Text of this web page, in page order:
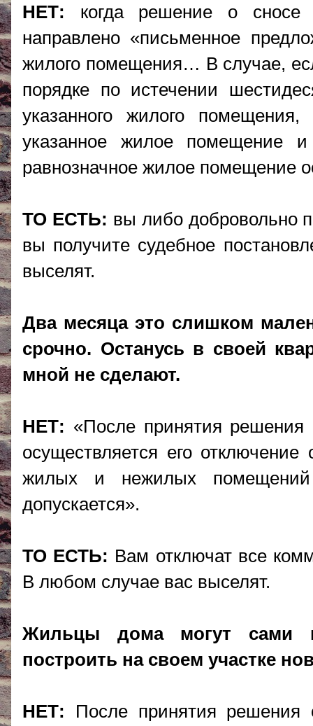
НЕТ: когда решение о сносе
направлено «письменное
жилого помещения… В случае,
порядке по истечении
указанного жилого
указанное жилое помещение и
равнозначное жилое помещение
ТО ЕСТЬ: вы либо добровольно
вы получите судебное
выселят.
Два месяца это слишком
срочно. Останусь в своей
мной не сделают.
НЕТ: «После принятия
осуществляется его отключение
жилых и нежилых
допускается».
ТО ЕСТЬ: Вам отключат все
В любом случае вас выселят.
Жильцы дома могут сами
построить на своем участке
НЕТ: После принятия решения